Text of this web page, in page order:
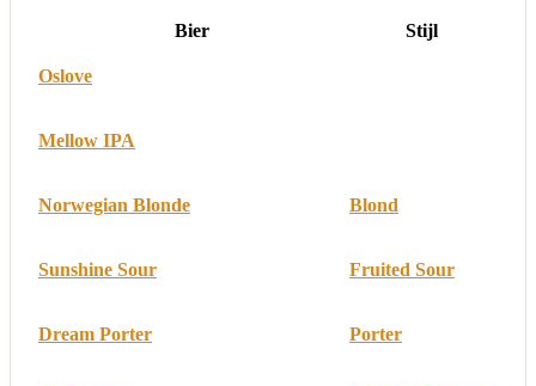
Bier Stijl
Oslove
Mellow IPA
Norwegian Blonde Blond
Sunshine Sour Fruited Sour
Dream Porter Porter